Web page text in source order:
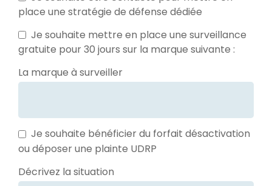
place une stratégie de défense dédiée
Je souhaite mettre en place une surveillance
gratuite pour 30 jours sur la marque suivante :
La marque à surveiller
Je souhaite bénéficier du forfait désactivation
ou déposer une plainte UDRP
Email *
Décrivez la situation